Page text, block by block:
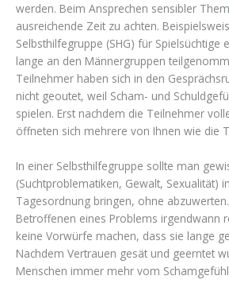
werden. Beim Ansprechen sensibler
ausreichende Zeit zu achten.
Selbsthilfegruppe (SHG) für Spielsüchtige
lange an den Männergruppen
Teilnehmer haben sich in den
nicht geoutet, weil Scham- und
spielen. Erst nachdem die Teilnehmer
öffneten sich mehrere von Ihnen wie die
In einer Selbsthilfegruppe sollte man
(Suchtproblematiken, Gewalt, Sexualität)
Tagesordnung bringen, ohne
Betroffenen eines Problems irgendwann
keine Vorwürfe machen, dass sie lange
Nachdem Vertrauen gesät und geerntet
Menschen immer mehr vom